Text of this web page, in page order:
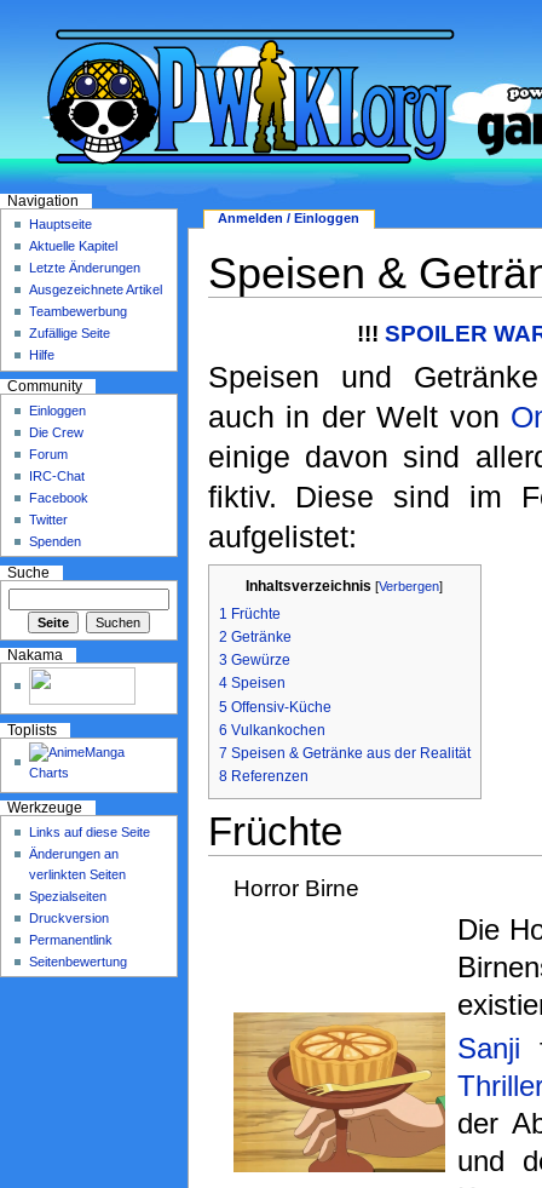
Speisen &
!!!SPOILER
Speisen und
auch in der Welt von
einige davon sind
fiktiv. Diese sind im
aufgelistet:
Inhaltsverzeichnis [Verbergen]
1 Früchte
2 Getränke
3 Gewürze
4 Speisen
5 Offensiv-Küche
6 Vulkankochen
7 Speisen & Getränke aus der Realität
8 Referenzen
Früchte
Horror Birne
Die
Sanji
der
und
Anmelden / Einloggen
Navigation
Hauptseite
Aktuelle Kapitel
Letzte Änderungen
Ausgezeichnete Artikel
Teambewerbung
Zufällige Seite
Hilfe
Community
Einloggen
Die Crew
Forum
IRC-Chat
Facebook
Twitter
Spenden
Suche
Nakama
Toplists
Werkzeuge
Links auf diese Seite
Änderungen an
verlinkten Seiten
Spezialseiten
Druckversion
Permanentlink
Seitenbewertung